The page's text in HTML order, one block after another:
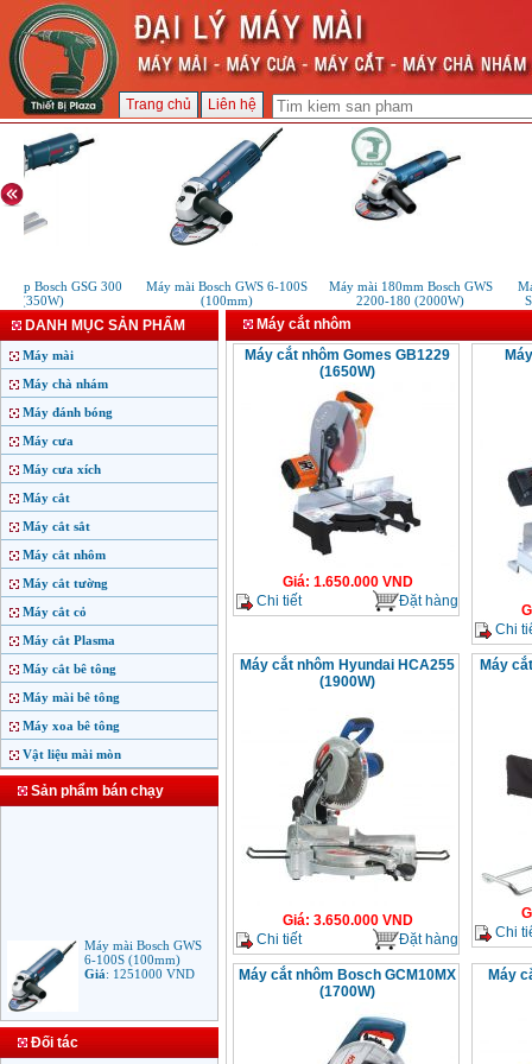
Trang chủ Liên hệ
xốp Bosch GSG 300
(350W)
Máy mài Bosch GWS 6-100S
(100mm)
Máy mài 180mm Bosch GWS
2200-180 (2000W)
DANH MỤC SẢN PHẨM
Máy mài
Máy chà nhám
Máy đánh bóng
Máy cưa
Máy cưa xích
Máy cắt
Máy cắt sắt
Máy cắt nhôm
Máy cắt tường
Máy cắt cỏ
Máy cắt Plasma
Máy cắt bê tông
Máy mài bê tông
Máy xoa bê tông
Vật liệu mài mòn
Sản phẩm bán chạy
Máy mài Bosch GWS
6-100S (100mm)
Giá:1251000VND
Đối tác
Máy cắt nhôm
Máy cắt nhôm Gomes GB1229
(1650W)
Giá: 1.650.000VND
Chi tiết
Đặt hàng
Chi
Máy cắt nhôm Hyundai HCA255
(1900W)
Giá: 3.650.000VND
Chi tiết
Đặt hàng
Máy
Chi
Máy cắt nhôm Bosch GCM10MX
(1700W)
Máy